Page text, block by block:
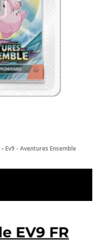
- Ev9 - Aventures Ensemble